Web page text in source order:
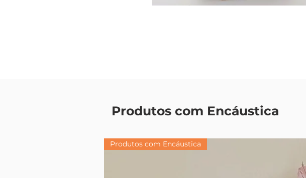
Produtos com Encáustica
Produtos com Encáustica